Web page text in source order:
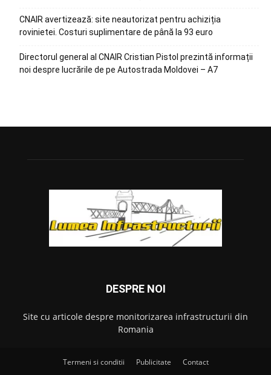
CNAIR avertizează: site neautorizat pentru achiziția
rovinietei. Costuri suplimentare de până la 93 euro
Directorul general al CNAIR Cristian Pistol prezintă informații
noi despre lucrările de pe Autostrada Moldovei – A7
DESPRE NOI
Site cu articole despre monitorizarea infrastructurii din
Romania
Termeni si conditii Publicitate Contact